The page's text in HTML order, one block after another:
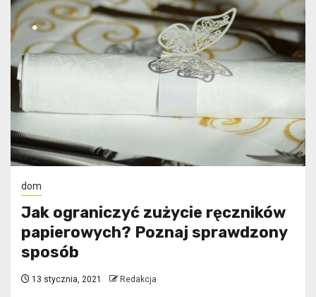
dom
Jak ograniczyć zużycie ręczników
papierowych? Poznaj sprawdzony
sposób
13 stycznia, 2021 Redakcja